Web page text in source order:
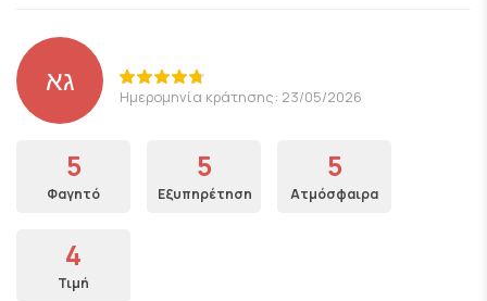
גא Ημερομηνία κράτησης: 23/05/2026
5
Φαγητό
5
Εξυπηρέτηση
5
Ατμόσφαιρα
4
Τιμή